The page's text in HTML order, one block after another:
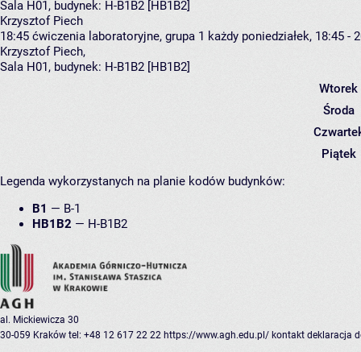
Sala H01, budynek: H-B1B2 [HB1B2]
Krzysztof Piech
18:45 ćwiczenia laboratoryjne, grupa 1 każdy poniedziałek, 18:45 -
Krzysztof Piech,
Sala H01, budynek: H-B1B2 [HB1B2]
Wtorek
Środa
Piątek
Legenda wykorzystanych na planie kodów budynków:
B1 — B-1
HB1B2 — H-B1B2
al. Mickiewicza 30
30-059 Kraków tel: +48 12 617 22 22 https://www.agh.edu.pl/ kontakt deklaracja